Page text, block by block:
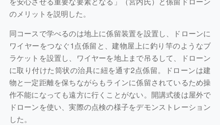
のメリットを説明した。
同コースで学べるのは地上に係留装置を設置し、ドローンに
ワイヤーをつなぐ1点係留と、建物屋上に釣り竿のようなブ
ラケットを設置し、ワイヤーを地上まで吊るして、ドローン
に取り付けた筒状の治具に紐を通す2点係留。ドローンは建
物と一定距離を保ちながらもラインに係留されているため操
作不能になっても遠方に行くことがない。開講式後は屋外で
ドローンを使い、実際の点検の様子をデモンストレーション
した。